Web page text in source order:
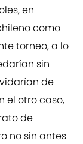
en
como
torneo, a lo
sin
de
el otro caso,
de
no sin antes